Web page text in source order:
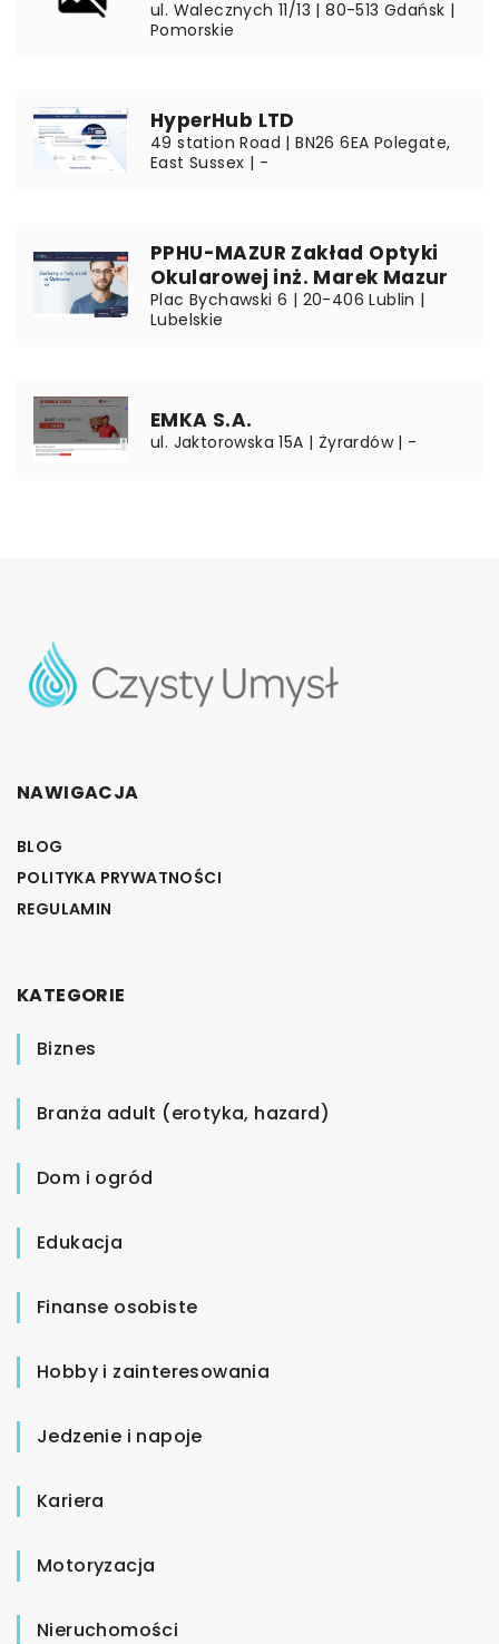
ul. Walecznych 11/13 | 80-513 Gdańsk |
Pomorskie
HyperHub LTD
49 station Road | BN26 6EA Polegate,
East Sussex | -
PPHU-MAZUR Zakład Optyki
Okularowej inż. Marek Mazur
Plac Bychawski 6 | 20-406 Lublin |
Lubelskie
EMKA S.A.
ul. Jaktorowska 15A | Żyrardów | -
NAWIGACJA
BLOG
POLITYKA PRYWATNOŚCI
REGULAMIN
KATEGORIE
Biznes
Branża adult (erotyka, hazard)
Dom i ogród
Edukacja
Finanse osobiste
Hobby i zainteresowania
Jedzenie i napoje
Kariera
Motoryzacja
Nieruchomości